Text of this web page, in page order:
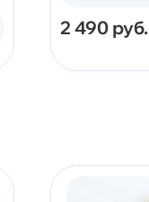
2 490 руб.